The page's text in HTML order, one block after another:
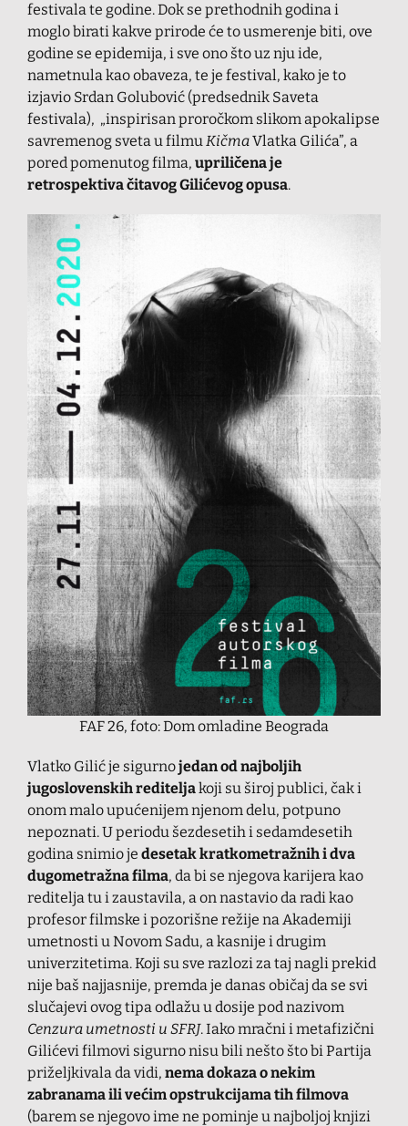
festivala te godine. Dok se prethodnih godina i
moglo birati kakve prirode će to usmerenje biti, ove
godine se epidemija, i sve ono što uz nju ide,
nametnula kao obaveza, te je festival, kako je to
izjavio Srdan Golubović (predsednik Saveta
festivala), „inspirisan proročkom slikom apokalipse
savremenog sveta u filmuKičmaVlatka Gilića”, a
pored pomenutog filma, upriličena je
retrospektiva čitavog Gilićevog opusa.
FAF 26, foto: Dom omladine Beograda
Vlatko Gilić je sigurnojedan od najboljih
jugoslovenskih rediteljakoji su široj publici, čak i
onom malo upućenijem njenom delu, potpuno
nepoznati. U periodu šezdesetih i sedamdesetih
godina snimio je desetak kratkometražnih i dva
dugometražna filma, da bi se njegova karijera kao
reditelja tu i zaustavila, a on nastavio da radi kao
profesor filmske i pozorišne režije na Akademiji
umetnosti u Novom Sadu, a kasnije i drugim
univerzitetima. Koji su sve razlozi za taj nagli prekid
nije baš najjasnije, premda je danas običaj da se svi
slučajevi ovog tipa odlažu u dosije pod nazivom
Cenzura umetnosti u SFRJ. Iako mračni i metafizični
Gilićevi filmovi sigurno nisu bili nešto što bi Partija
priželjkivala da vidi, nema dokaza o nekim
zabranama ili većim opstrukcijama tih filmova
(barem se njegovo ime ne pominje u najboljoj knjizi